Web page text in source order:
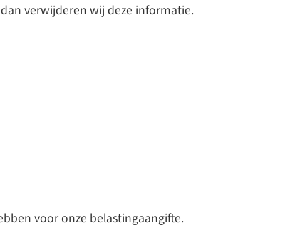
verwijderen wij deze informatie.
voor onze belastingaangifte.